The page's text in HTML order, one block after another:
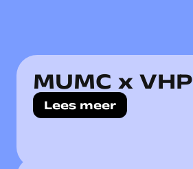
MUMC x VHP
Lees meer